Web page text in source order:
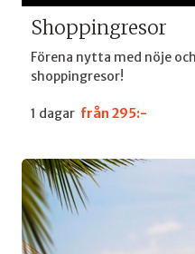
Shoppingresor
Förena nytta med nöje
shoppingresor!
1 dagar från 295:-